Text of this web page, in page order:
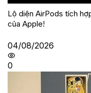
Lộ diện AirPods tích
của Apple!
04/08/2026
0